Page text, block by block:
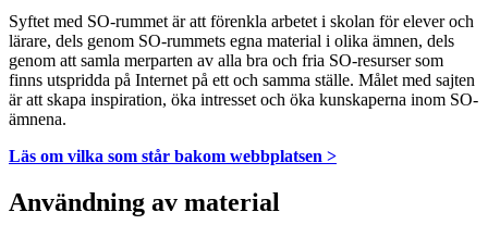
Syftet med SO-rummet är att förenkla arbetet i skolan för elever och
lärare, dels genom SO-rummets egna material i olika ämnen, dels
genom att samla merparten av alla bra och fria SO-resurser som
finns utspridda på Internet på ett och samma ställe. Målet med sajten
är att skapa inspiration, öka intresset och öka kunskaperna inom SO-
ämnena.
Läs om vilka som står bakom webbplatsen >
Användning av material